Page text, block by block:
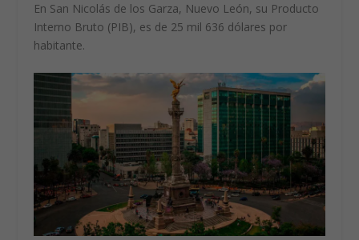
En San Nicolás de los Garza, Nuevo León, su Producto
Interno Bruto (PIB), es de 25 mil 636 dólares por
habitante.